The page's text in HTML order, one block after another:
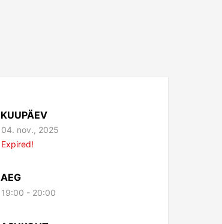
KUUPÄEV
04. nov., 2025
Expired!
AEG
19:00 - 20:00